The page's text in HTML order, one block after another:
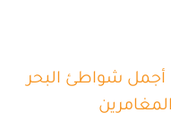
أجمل شواطئ البحر